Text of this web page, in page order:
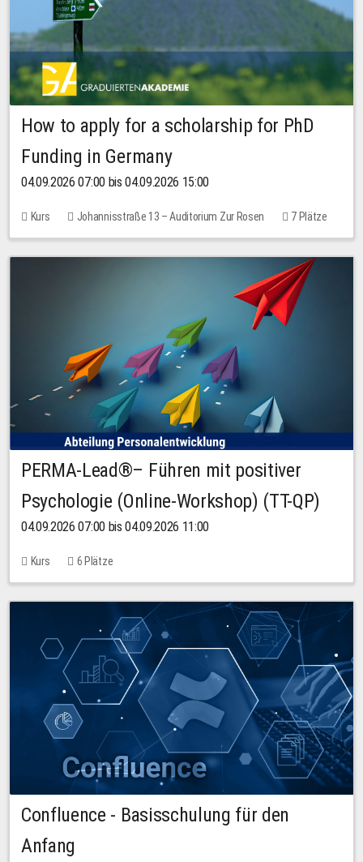
How to apply for a scholarship for PhD
Funding in Germany
04.09.2026 07:00 bis 04.09.2026 15:00
Kurs Johannisstraße 13 – Auditorium Zur Rosen
7 Plätze
10,00 EUR
PERMA-Lead®– Führen mit positiver
Psychologie (Online-Workshop) (TT-QP)
04.09.2026 07:00 bis 04.09.2026 11:00
Kurs 6 Plätze
Confluence - Basisschulung für den
Anfang